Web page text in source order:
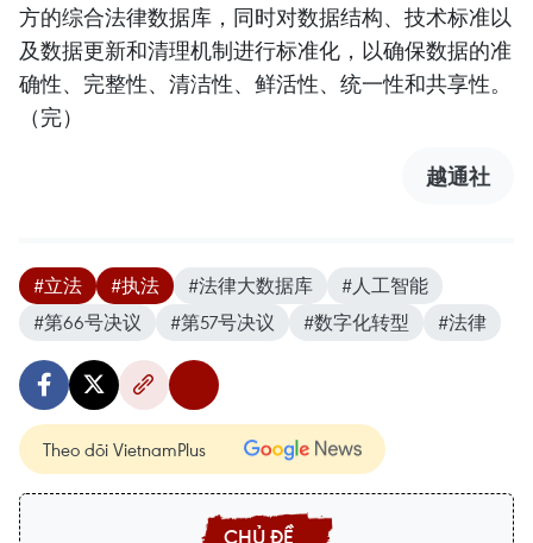
方的综合法律数据库，同时对数据结构、技术标准以
及数据更新和清理机制进行标准化，以确保数据的准
确性、完整性、清洁性、鲜活性、统一性和共享性。
（完）
越通社
#立法 #执法 #法律大数据库
#人工智能
#第66号决议
#第57号决议 #数字化转型 #法律
Theo dõi VietnamPlus